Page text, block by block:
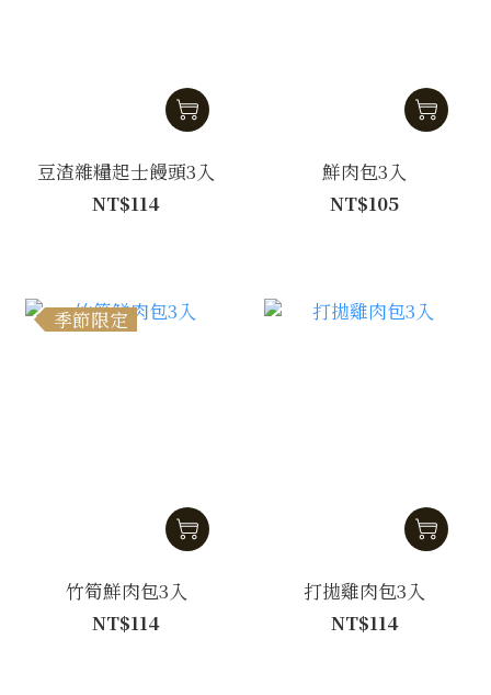
豆渣雜糧起士饅頭3入
NT$114
鮮肉包3入
NT$105
季節限定
竹筍鮮肉包3入
NT$114
打拋雞肉包3入
NT$114